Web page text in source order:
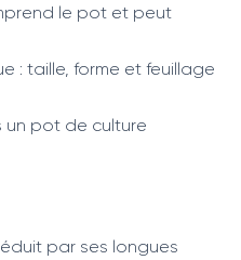
le pot et peut
: taille, forme et feuillage
un pot de culture
par ses longues